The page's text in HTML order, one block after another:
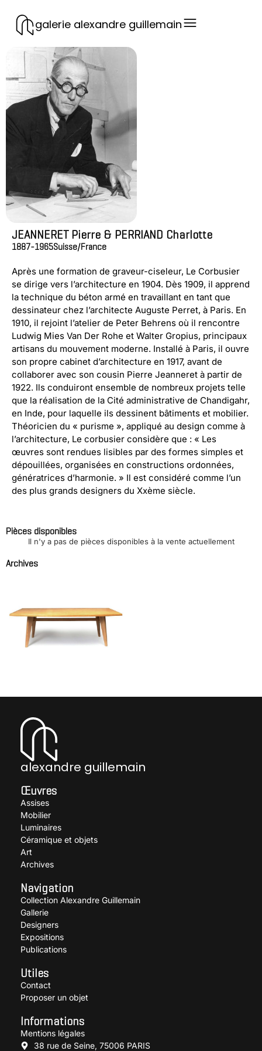
galerie alexandre guillemain
JEANNERET Pierre & PERRIAND Charlotte
1887-1965Suisse/France
Après une formation de graveur-ciseleur, Le Corbusier
se dirige vers l’architecture en 1904. Dès 1909, il apprend
la technique du béton armé en travaillant en tant que
dessinateur chez l’architecte Auguste Perret, à Paris. En
1910, il rejoint l’atelier de Peter Behrens où il rencontre
Ludwig Mies Van Der Rohe et Walter Gropius, principaux
artisans du mouvement moderne. Installé à Paris, il ouvre
son propre cabinet d’architecture en 1917, avant de
collaborer avec son cousin Pierre Jeanneret à partir de
1922. Ils conduiront ensemble de nombreux projets telle
que la réalisation de la Cité administrative de Chandigahr,
en Inde, pour laquelle ils dessinent bâtiments et mobilier.
Théoricien du « purisme », appliqué au design comme à
l’architecture, Le corbusier considère que : « Les
œuvres sont rendues lisibles par des formes simples et
dépouillées, organisées en constructions ordonnées,
génératrices d’harmonie. » Il est considéré comme l’un
des plus grands designers du Xxème siècle.
Pièces disponibles
Il n'y a pas de pièces disponibles à la vente actuellement
Archives
JEANNERET Pierre &
alexandre guillemain
Œuvres
Assises
Mobilier
Luminaires
Céramique et objets
Art
Archives
Navigation
Collection Alexandre Guillemain
Gallerie
Designers
Expositions
Publications
Utiles
Contact
Proposer un objet
Informations
Mentions légales
38 rue de Seine, 75006 PARIS